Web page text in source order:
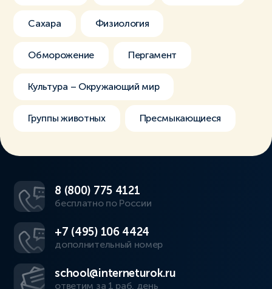
Сахара Физиология
Обморожение Пергамент
Культура – Окружающий мир
Группы животных Пресмыкающиеся
8 (800) 775 4121
бесплатно по России
+7 (495) 106 4424
дополнительный номер
school@interneturok.ru
ответим за 1 раб. день